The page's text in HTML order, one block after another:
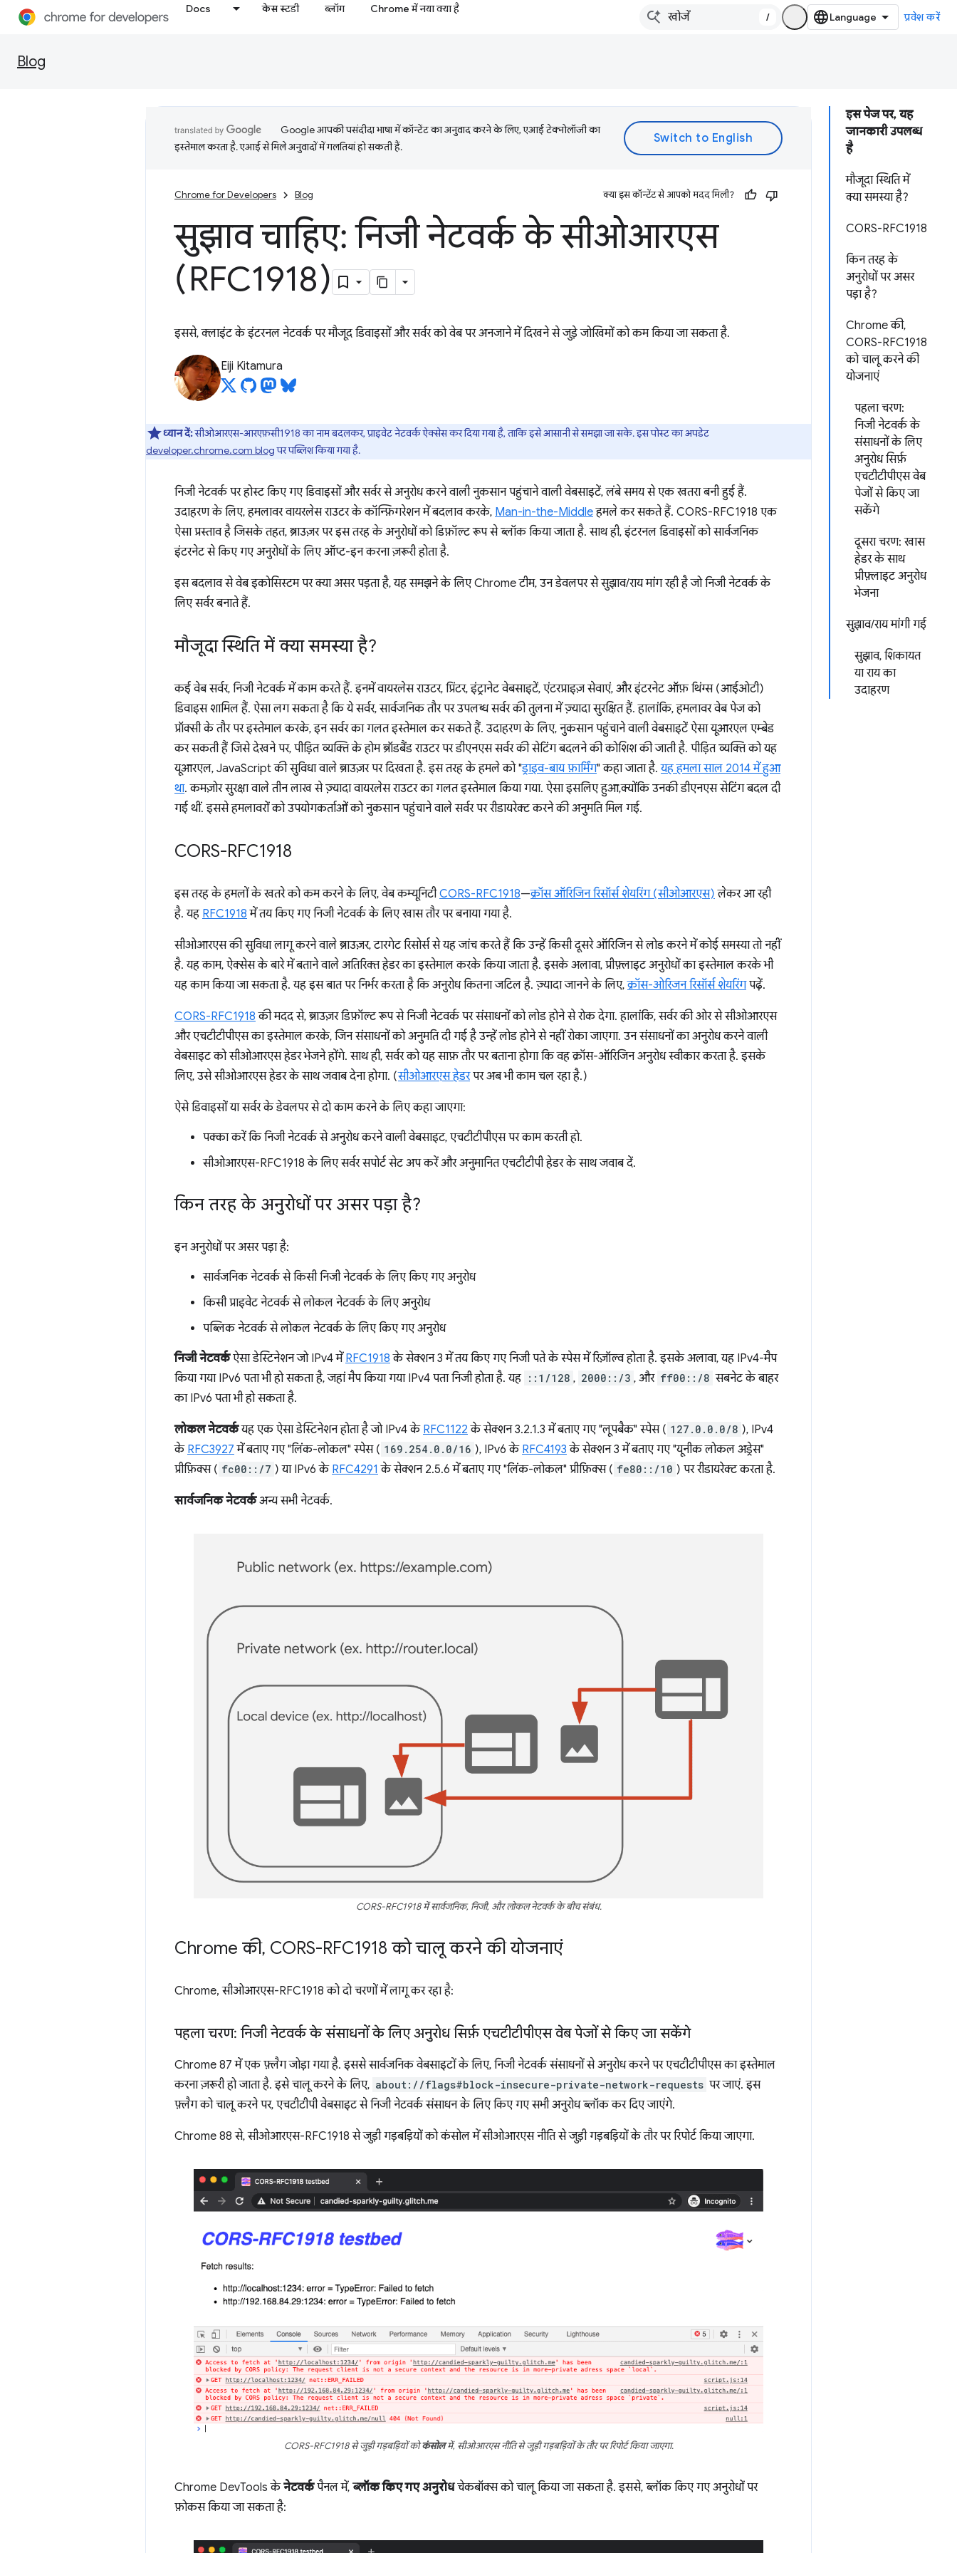
Docs केस स्टडी ब्लॉग Chrome में नया क्या है
/ प्रवेश करें
Blog
इस पेज पर, यह
जानकारी उपलब्ध
है
मौजूदा स्थिति में
क्या समस्या है?
CORS-RFC1918
किन तरह के
अनुरोधों पर असर
पड़ा है?
Chrome की,
CORS-RFC1918
को चालू करने की
योजनाएं
पहला चरण:
निजी नेटवर्क के
संसाधनों के लिए
अनुरोध सिर्फ़
एचटीटीपीएस वेब
पेजों से किए जा
सकेंगे
दूसरा चरण: खास
हेडर के साथ
प्रीफ़्लाइट अनुरोध
भेजना
सुझाव/राय मांगी गई
सुझाव, शिकायत
या राय का
उदाहरण
Google आपकी पसंदीदा भाषा में कॉन्टेंट का अनुवाद करने के लिए, एआई टेक्नोलॉजी का
इस्तेमाल करता है. एआई से मिले अनुवादों में गलतियां हो सकती हैं.
Chrome for Developers Blog क्या इस कॉन्टेंट से आपको मदद मिली?
सुझाव चाहिए: निजी नेटवर्क के सीओआरएस
(RFC1918)
इससे, क्लाइंट के इंटरनल नेटवर्क पर मौजूद डिवाइसों और सर्वर को वेब पर अनजाने में दिखने से जुड़े जोखिमों को कम किया जा सकता है.
Eiji Kitamura
ध्यान दें:सीओआरएस-आरएफ़सी1918 का नाम बदलकर, प्राइवेट नेटवर्क ऐक्सेस कर दिया गया है, ताकि इसे आसानी से समझा जा सके. इस पोस्ट का अपडेट
developer.chrome.com blogपर पब्लिश किया गया है.
निजी नेटवर्क पर होस्ट किए गए डिवाइसों और सर्वर से अनुरोध करने वाली नुकसान पहुंचाने वाली वेबसाइटें, लंबे समय से एक खतरा बनी हुई हैं.
उदाहरण के लिए, हमलावर वायरलेस राउटर के कॉन्फ़िगरेशन में बदलाव करके, Man-in-the-Middleहमले कर सकते हैं. CORS-RFC1918 एक
ऐसा प्रस्ताव है जिसके तहत, ब्राउज़र पर इस तरह के अनुरोधों को डिफ़ॉल्ट रूप से ब्लॉक किया जाता है. साथ ही, इंटरनल डिवाइसों को सार्वजनिक
इंटरनेट से किए गए अनुरोधों के लिए ऑप्ट-इन करना ज़रूरी होता है.
इस बदलाव से वेब इकोसिस्टम पर क्या असर पड़ता है, यह समझने के लिए Chrome टीम, उन डेवलपर से सुझाव/राय मांग रही है जो निजी नेटवर्क के
लिए सर्वर बनाते हैं.
मौजूदा स्थिति में क्या समस्या है?
कई वेब सर्वर, निजी नेटवर्क में काम करते हैं. इनमें वायरलेस राउटर, प्रिंटर, इंट्रानेट वेबसाइटें, एंटरप्राइज़ सेवाएं, और इंटरनेट ऑफ़ थिंग्स (आईओटी)
डिवाइस शामिल हैं. ऐसा लग सकता है कि ये सर्वर, सार्वजनिक तौर पर उपलब्ध सर्वर की तुलना में ज़्यादा सुरक्षित हैं. हालांकि, हमलावर वेब पेज को
प्रॉक्सी के तौर पर इस्तेमाल करके, इन सर्वर का गलत इस्तेमाल कर सकते हैं. उदाहरण के लिए, नुकसान पहुंचाने वाली वेबसाइटें ऐसा यूआरएल एम्बेड
कर सकती हैं जिसे देखने पर, पीड़ित व्यक्ति के होम ब्रॉडबैंड राउटर पर डीएनएस सर्वर की सेटिंग बदलने की कोशिश की जाती है. पीड़ित व्यक्ति को यह
यूआरएल, JavaScript की सुविधा वाले ब्राउज़र पर दिखता है. इस तरह के हमले को "ड्राइव-बाय फ़ार्मिंग" कहा जाता है.यह हमला साल 2014 में हुआ
था. कमज़ोर सुरक्षा वाले तीन लाख से ज़्यादा वायरलेस राउटर का गलत इस्तेमाल किया गया. ऐसा इसलिए हुआ,क्योंकि उनकी डीएनएस सेटिंग बदल दी
गई थीं. इससे हमलावरों को उपयोगकर्ताओं को नुकसान पहुंचाने वाले सर्वर पर रीडायरेक्ट करने की अनुमति मिल गई.
CORS-RFC1918
इस तरह के हमलों के खतरे को कम करने के लिए, वेब कम्यूनिटीCORS-RFC1918—क्रॉस ऑरिजिन रिसॉर्स शेयरिंग (सीओआरएस) लेकर आ रही
है. यह RFC1918 में तय किए गए निजी नेटवर्क के लिए खास तौर पर बनाया गया है.
सीओआरएस की सुविधा लागू करने वाले ब्राउज़र, टारगेट रिसोर्स से यह जांच करते हैं कि उन्हें किसी दूसरे ऑरिजिन से लोड करने में कोई समस्या तो नहीं
है. यह काम, ऐक्सेस के बारे में बताने वाले अतिरिक्त हेडर का इस्तेमाल करके किया जाता है. इसके अलावा, प्रीफ़्लाइट अनुरोधों का इस्तेमाल करके भी
यह काम किया जा सकता है. यह इस बात पर निर्भर करता है कि अनुरोध कितना जटिल है. ज़्यादा जानने के लिए,क्रॉस-ओरिजन रिसॉर्स शेयरिंगपढ़ें.
CORS-RFC1918 की मदद से, ब्राउज़र डिफ़ॉल्ट रूप से निजी नेटवर्क पर संसाधनों को लोड होने से रोक देगा. हालांकि, सर्वर की ओर से सीओआरएस
और एचटीटीपीएस का इस्तेमाल करके, जिन संसाधनों को अनुमति दी गई है उन्हें लोड होने से नहीं रोका जाएगा. उन संसाधनों का अनुरोध करने वाली
वेबसाइट को सीओआरएस हेडर भेजने होंगे. साथ ही, सर्वर को यह साफ़ तौर पर बताना होगा कि वह क्रॉस-ऑरिजिन अनुरोध स्वीकार करता है. इसके
लिए, उसे सीओआरएस हेडर के साथ जवाब देना होगा. (सीओआरएस हेडरपर अब भी काम चल रहा है.)
ऐसे डिवाइसों या सर्वर के डेवलपर से दो काम करने के लिए कहा जाएगा:
पक्का करें कि निजी नेटवर्क से अनुरोध करने वाली वेबसाइट, एचटीटीपीएस पर काम करती हो.
सीओआरएस-RFC1918 के लिए सर्वर सपोर्ट सेट अप करें और अनुमानित एचटीटीपी हेडर के साथ जवाब दें.
किन तरह के अनुरोधों पर असर पड़ा है?
इन अनुरोधों पर असर पड़ा है:
सार्वजनिक नेटवर्क से किसी निजी नेटवर्क के लिए किए गए अनुरोध
किसी प्राइवेट नेटवर्क से लोकल नेटवर्क के लिए अनुरोध
पब्लिक नेटवर्क से लोकल नेटवर्क के लिए किए गए अनुरोध
निजी नेटवर्कऐसा डेस्टिनेशन जो IPv4 में RFC1918 के सेक्शन 3 में तय किए गए निजी पते के स्पेस में रिज़ॉल्व होता है. इसके अलावा, यह IPv4-मैप
किया गया IPv6 पता भी हो सकता है, जहां मैप किया गया IPv4 पता निजी होता है. यह ::1/128 , 2000::/3 , और ff00::/8 सबनेट के बाहर
का IPv6 पता भी हो सकता है.
लोकल नेटवर्कयह एक ऐसा डेस्टिनेशन होता है जो IPv4 के RFC1122 के सेक्शन 3.2.1.3 में बताए गए "लूपबैक" स्पेस ( 127.0.0.0/8 ), IPv4
के RFC3927 में बताए गए "लिंक-लोकल" स्पेस ( 169.254.0.0/16 ), IPv6 के RFC4193 के सेक्शन 3 में बताए गए "यूनीक लोकल अड्रेस"
प्रीफ़िक्स ( fc00::/7 ) या IPv6 के RFC4291 के सेक्शन 2.5.6 में बताए गए "लिंक-लोकल" प्रीफ़िक्स ( fe80::/10 ) पर रीडायरेक्ट करता है.
सार्वजनिक नेटवर्कअन्य सभी नेटवर्क.
CORS-RFC1918 में सार्वजनिक, निजी, और लोकल नेटवर्क के बीच संबंध.
Chrome की, CORS-RFC1918 को चालू करने की योजनाएं
Chrome, सीओआरएस-RFC1918 को दो चरणों में लागू कर रहा है:
पहला चरण: निजी नेटवर्क के संसाधनों के लिए अनुरोध सिर्फ़ एचटीटीपीएस वेब पेजों से किए जा सकेंगे
Chrome 87 में एक फ़्लैग जोड़ा गया है. इससे सार्वजनिक वेबसाइटों के लिए, निजी नेटवर्क संसाधनों से अनुरोध करने पर एचटीटीपीएस का इस्तेमाल
करना ज़रूरी हो जाता है. इसे चालू करने के लिए, about://flags#block-insecure-private-network-requests पर जाएं. इस
फ़्लैग को चालू करने पर, एचटीटीपी वेबसाइट से निजी नेटवर्क संसाधन के लिए किए गए सभी अनुरोध ब्लॉक कर दिए जाएंगे.
Chrome 88 से, सीओआरएस-RFC1918 से जुड़ी गड़बड़ियों को कंसोल में सीओआरएस नीति से जुड़ी गड़बड़ियों के तौर पर रिपोर्ट किया जाएगा.
CORS-RFC1918 से जुड़ी गड़बड़ियों कोकंसोलमें, सीओआरएस नीति से जुड़ी गड़बड़ियों के तौर पर रिपोर्ट किया जाएगा.
Chrome DevTools केनेटवर्कपैनल में, ब्लॉक किए गए अनुरोधचेकबॉक्स को चालू किया जा सकता है. इससे, ब्लॉक किए गए अनुरोधों पर
फ़ोकस किया जा सकता है: